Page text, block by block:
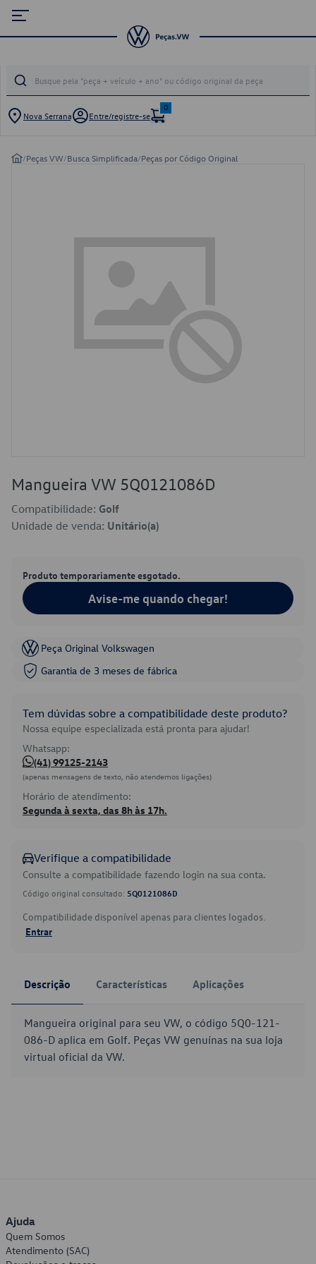
Nova Serrana Entre/registre-se
0
/Peças VW/Busca Simplificada/Peças por Código Original
Mangueira VW 5Q0121086D
Compatibilidade: Golf
Unidade de venda: Unitário(a)
Produto temporariamente esgotado.
Avise-me quando chegar!
Peça Original Volkswagen
Garantia de 3 meses de fábrica
Tem dúvidas sobre a compatibilidade deste produto?
Nossa equipe especializada está pronta para ajudar!
Whatsapp:
(41) 99125-2143
(apenas mensagens de texto, não atendemos ligações)
Horário de atendimento:
Segunda à sexta, das 8h às 17h.
Verifique a compatibilidade
Consulte a compatibilidade fazendo login na sua conta.
Código original consultado: 5Q0121086D
Compatibilidade disponível apenas para clientes logados.
Entrar
Descrição Características Aplicações
Mangueira original para seu VW, o código 5Q0-121-
086-D aplica em Golf. Peças VW genuínas na sua loja
virtual oficial da VW.
Ajuda
Quem Somos
Atendimento (SAC)